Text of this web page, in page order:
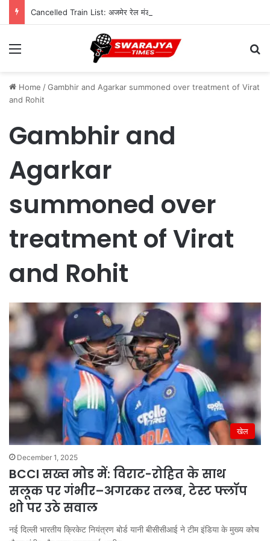
Menu
Home /Gambhir and Agarkar summoned over treatment of Virat
and Rohit
Gambhir and
Agarkar
summoned over
treatment of Virat
and Rohit
खेल
December 1, 2025
BCCI सख्त मोड में: विराट-रोहित के साथ
सलूक पर गंभीर–अगरकर तलब, टेस्ट फ्लॉप
शो पर उठे सवाल
नई दिल्ली भारतीय क्रिकेट नियंत्रण बोर्ड यानी बीसीसीआई ने टीम इंडिया के मुख्य कोच